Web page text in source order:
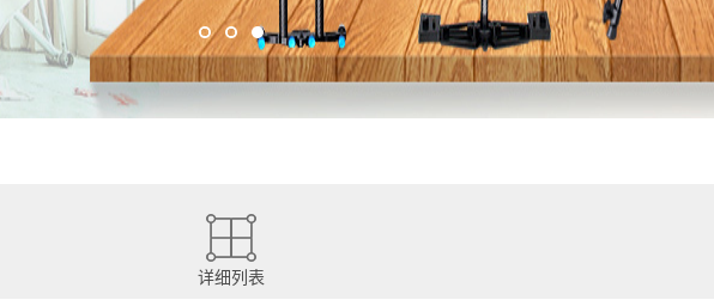
详细列表